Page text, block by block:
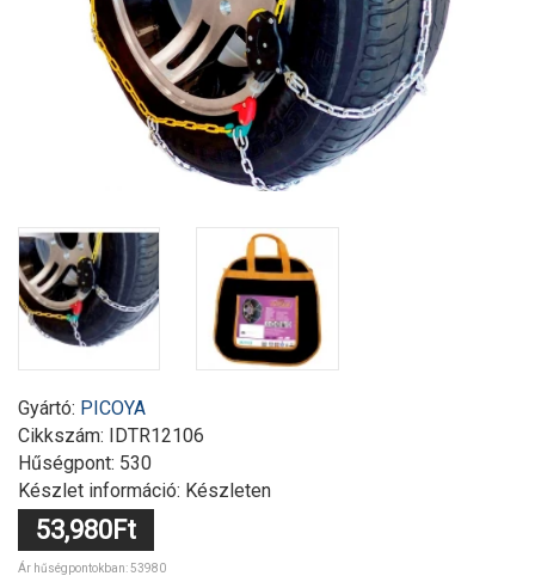
Gyártó: PICOYA
Cikkszám: IDTR12106
Hűségpont: 530
Készlet információ: Készleten
53,980Ft
Ár hűségpontokban: 53980